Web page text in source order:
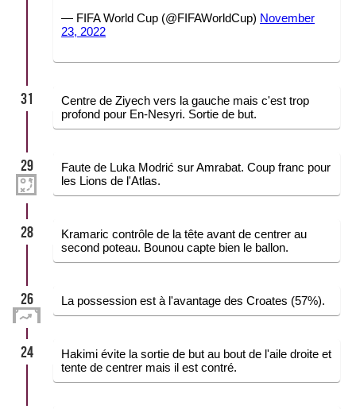
— FIFA World Cup (@FIFAWorldCup) November
23, 2022
31
Centre de Ziyech vers la gauche mais c'est trop
profond pour En-Nesyri. Sortie de but.
29
Faute de Luka Modrić sur Amrabat. Coup franc pour
les Lions de l'Atlas.
28
Kramaric contrôle de la tête avant de centrer au
second poteau. Bounou capte bien le ballon.
26 La possession est à l'avantage des Croates (57%).
24
Hakimi évite la sortie de but au bout de l'aile droite et
tente de centrer mais il est contré.